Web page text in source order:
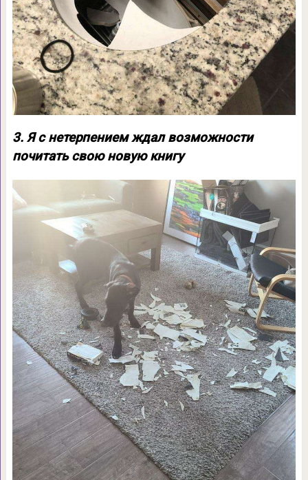
3. Я с нетерпением ждал возможности
почитать свою новую книгу